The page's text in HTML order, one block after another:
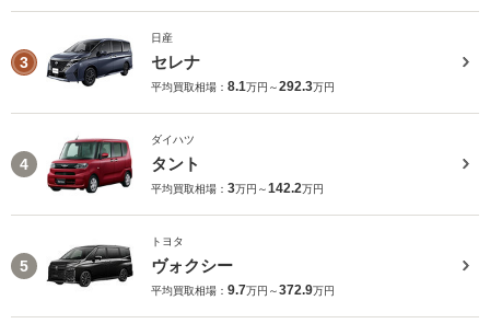
3
日産
セレナ
平均買取相場： 8.1万円～292.3万円
4
ダイハツ
タント
平均買取相場： 3万円～142.2万円
5
トヨタ
ヴォクシー
平均買取相場： 9.7万円～372.9万円